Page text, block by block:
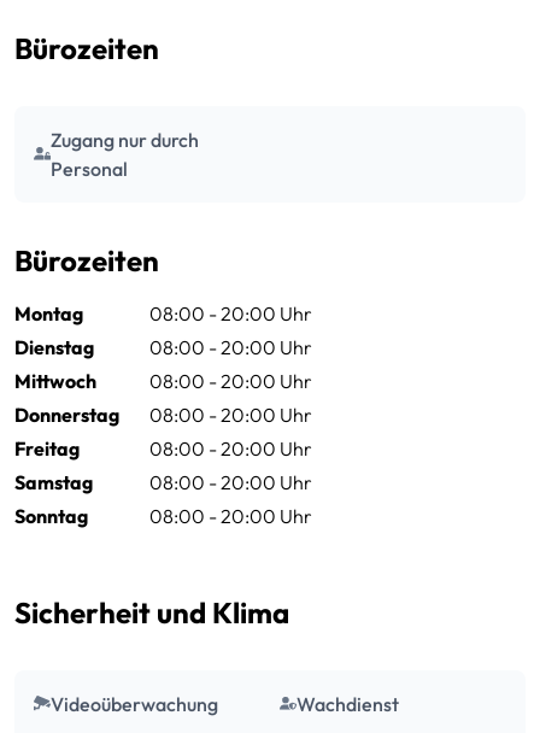
Bürozeiten
Zugang nur durch
Personal
Bürozeiten
Montag
08:00 - 20:00 Uhr
Dienstag
08:00 - 20:00 Uhr
Mittwoch
08:00 - 20:00 Uhr
Donnerstag
08:00 - 20:00 Uhr
Freitag
08:00 - 20:00 Uhr
Samstag
08:00 - 20:00 Uhr
Sonntag
08:00 - 20:00 Uhr
Sicherheit und Klima
Videoüberwachung Wachdienst